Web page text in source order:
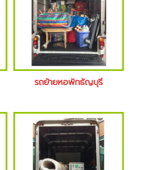
รถย้ายหอพักธัญบุรี